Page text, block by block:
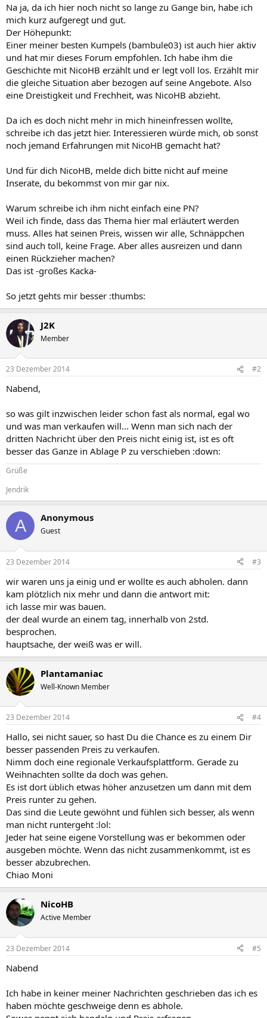
Na ja, da ich hier noch nicht so lange zu Gange bin, habe ich
mich kurz aufgeregt und gut.
Der Höhepunkt:
Einer meiner besten Kumpels (bambule03) ist auch hier aktiv
und hat mir dieses Forum empfohlen. Ich habe ihm die
Geschichte mit NicoHB erzählt und er legt voll los. Erzählt mir
die gleiche Situation aber bezogen auf seine Angebote. Also
eine Dreistigkeit und Frechheit, was NicoHB abzieht.
Da ich es doch nicht mehr in mich hineinfressen wollte,
schreibe ich das jetzt hier. Interessieren würde mich, ob sonst
noch jemand Erfahrungen mit NicoHB gemacht hat?
Und für dich NicoHB, melde dich bitte nicht auf meine
Inserate, du bekommst von mir gar nix.
Warum schreibe ich ihm nicht einfach eine PN?
Weil ich finde, dass das Thema hier mal erläutert werden
muss. Alles hat seinen Preis, wissen wir alle, Schnäppchen
sind auch toll, keine Frage. Aber alles ausreizen und dann
einen Rückzieher machen?
Das ist -großes Kacka-
So jetzt gehts mir besser :thumbs:
J2K
Member
23 Dezember 2014 #2
Nabend,
so was gilt inzwischen leider schon fast als normal, egal wo
und was man verkaufen will... Wenn man sich nach der
dritten Nachricht über den Preis nicht einig ist, ist es oft
besser das Ganze in Ablage P zu verschieben :down:
Grüße
Jendrik
A Anonymous
Guest
23 Dezember 2014 #3
wir waren uns ja einig und er wollte es auch abholen. dann
kam plötzlich nix mehr und dann die antwort mit:
ich lasse mir was bauen.
der deal wurde an einem tag, innerhalb von 2std.
besprochen.
hauptsache, der weiß was er will.
Plantamaniac
Well-Known Member
23 Dezember 2014 #4
Hallo, sei nicht sauer, so hast Du die Chance es zu einem Dir
besser passenden Preis zu verkaufen.
Nimm doch eine regionale Verkaufsplattform. Gerade zu
Weihnachten sollte da doch was gehen.
Es ist dort üblich etwas höher anzusetzen um dann mit dem
Preis runter zu gehen.
Das sind die Leute gewöhnt und fühlen sich besser, als wenn
man nicht runtergeht :lol:
Jeder hat seine eigene Vorstellung was er bekommen oder
ausgeben möchte. Wenn das nicht zusammenkommt, ist es
besser abzubrechen.
Chiao Moni
NicoHB
Active Member
23 Dezember 2014 #5
Nabend
Ich habe in keiner meiner Nachrichten geschrieben das ich es
haben möchte geschweige denn es abhole.